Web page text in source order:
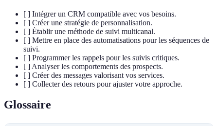
[ ] Intégrer un CRM compatible avec vos besoins.
[ ] Créer une stratégie de personnalisation.
[ ] Établir une méthode de suivi multicanal.
[ ] Mettre en place des automatisations pour les séquences de
suivi.
[ ] Programmer les rappels pour les suivis critiques.
[ ] Analyser les comportements des prospects.
[ ] Créer des messages valorisant vos services.
[ ] Collecter des retours pour ajuster votre approche.
Glossaire